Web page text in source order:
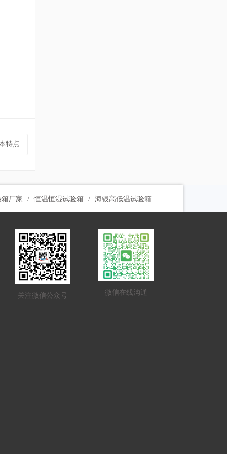
特点
厂家 恒温恒湿试验箱 海银高低温试验箱
关注微信公众号 微信在线沟通